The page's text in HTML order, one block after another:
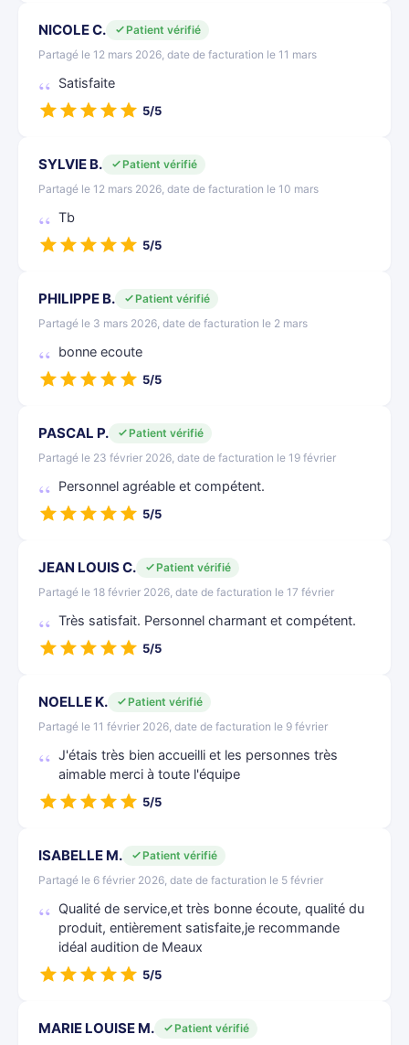
NICOLE C.
Patient vérifié
Partagé le 12 mars 2026, date de facturation le 11 mars
Satisfaite
5/5
SYLVIE B.
Patient vérifié
Partagé le 12 mars 2026, date de facturation le 10 mars
Tb
5/5
PHILIPPE B.
Patient vérifié
Partagé le 3 mars 2026, date de facturation le 2 mars
bonne ecoute
5/5
PASCAL P.
Patient vérifié
Partagé le 23 février 2026, date de facturation le 19 février
Personnel agréable et compétent.
5/5
JEAN LOUIS C.
Patient vérifié
Partagé le 18 février 2026, date de facturation le 17 février
Très satisfait. Personnel charmant et compétent.
5/5
NOELLE K.
Patient vérifié
Partagé le 11 février 2026, date de facturation le 9 février
J'étais très bien accueilli et les personnes très
aimable merci à toute l'équipe
5/5
ISABELLE M.
Patient vérifié
Partagé le 6 février 2026, date de facturation le 5 février
Qualité de service,et très bonne écoute, qualité du
produit, entièrement satisfaite,je recommande
idéal audition de Meaux
5/5
MARIE LOUISE M.
Patient vérifié